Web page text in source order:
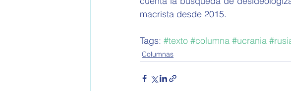
macrista desde 2015.
Tags: #texto #columna #ucrania
Columnas